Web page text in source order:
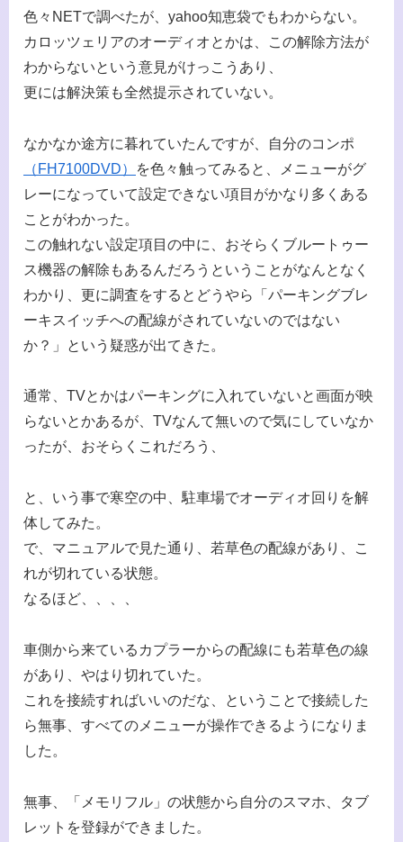
色々NETで調べたが、yahoo知恵袋でもわからない。
カロッツェリアのオーディオとかは、この解除方法が
わからないという意見がけっこうあり、
更には解決策も全然提示されていない。
なかなか途方に暮れていたんですが、自分のコンポ
（FH7100DVD）
を色々触ってみると、メニューがグ
レーになっていて設定できない項目がかなり多くある
ことがわかった。
この触れない設定項目の中に、おそらくブルートゥー
ス機器の解除もあるんだろうということがなんとなく
わかり、更に調査をするとどうやら「パーキングブレ
ーキスイッチへの配線がされていないのではない
か？」という疑惑が出てきた。
通常、TVとかはパーキングに入れていないと画面が映
らないとかあるが、TVなんて無いので気にしていなか
ったが、おそらくこれだろう、
と、いう事で寒空の中、駐車場でオーディオ回りを解
体してみた。
で、マニュアルで見た通り、若草色の配線があり、こ
れが切れている状態。
なるほど、、、、
車側から来ているカプラーからの配線にも若草色の線
があり、やはり切れていた。
これを接続すればいいのだな、ということで接続した
ら無事、すべてのメニューが操作できるようになりま
した。
無事、「メモリフル」の状態から自分のスマホ、タブ
レットを登録ができました。